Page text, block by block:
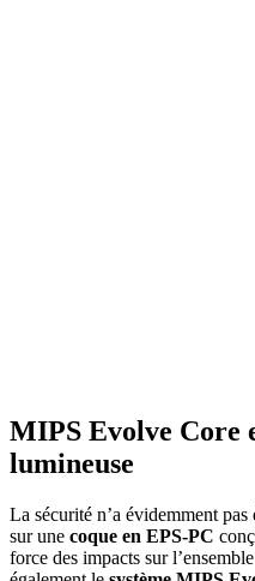
MIPS Evolve Core
lumineuse
La sécurité n’a évidemment
sur une coque en EPS-PC
force des impacts sur